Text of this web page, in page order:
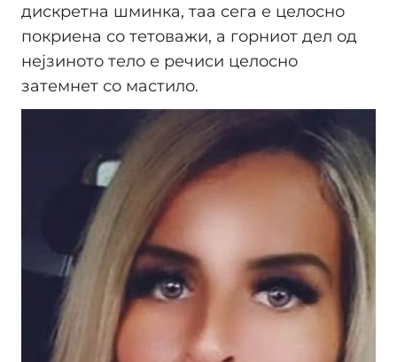
дискретна шминка, таа сега е целосно
покриена со тетоважи, а горниот дел од
нејзиното тело е речиси целосно
затемнет со мастило.